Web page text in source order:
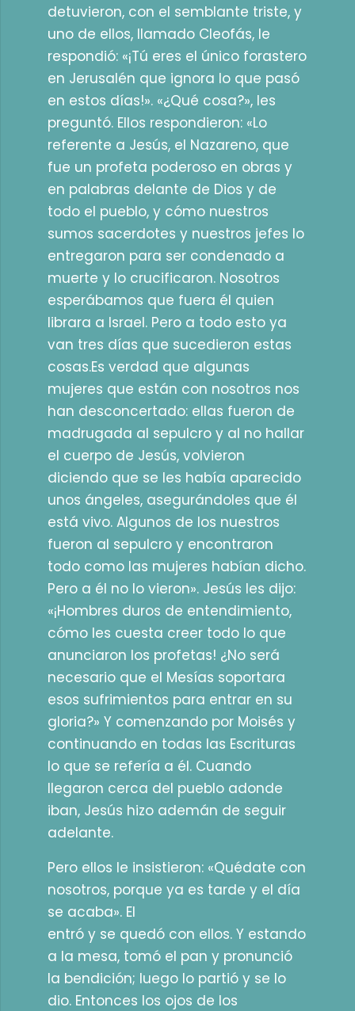
detuvieron, con el semblante triste, y
uno de ellos, llamado Cleofás, le
respondió: «¡Tú eres el único forastero
en Jerusalén que ignora lo que pasó
en estos días!». «¿Qué cosa?», les
preguntó. Ellos respondieron: «Lo
referente a Jesús, el Nazareno, que
fue un profeta poderoso en obras y
en palabras delante de Dios y de
todo el pueblo, y cómo nuestros
sumos sacerdotes y nuestros jefes lo
entregaron para ser condenado a
muerte y lo crucificaron. Nosotros
esperábamos que fuera él quien
librara a Israel. Pero a todo esto ya
van tres días que sucedieron estas
cosas.Es verdad que algunas
mujeres que están con nosotros nos
han desconcertado: ellas fueron de
madrugada al sepulcro y al no hallar
el cuerpo de Jesús, volvieron
diciendo que se les había aparecido
unos ángeles, asegurándoles que él
está vivo. Algunos de los nuestros
fueron al sepulcro y encontraron
todo como las mujeres habían dicho.
Pero a él no lo vieron». Jesús les dijo:
«¡Hombres duros de entendimiento,
cómo les cuesta creer todo lo que
anunciaron los profetas! ¿No será
necesario que el Mesías soportara
esos sufrimientos para entrar en su
gloria?» Y comenzando por Moisés y
continuando en todas las Escrituras
lo que se refería a él. Cuando
llegaron cerca del pueblo adonde
iban, Jesús hizo ademán de seguir
adelante.
Pero ellos le insistieron: «Quédate con
nosotros, porque ya es tarde y el día
se acaba». El
entró y se quedó con ellos. Y estando
a la mesa, tomó el pan y pronunció
la bendición; luego lo partió y se lo
dio. Entonces los ojos de los